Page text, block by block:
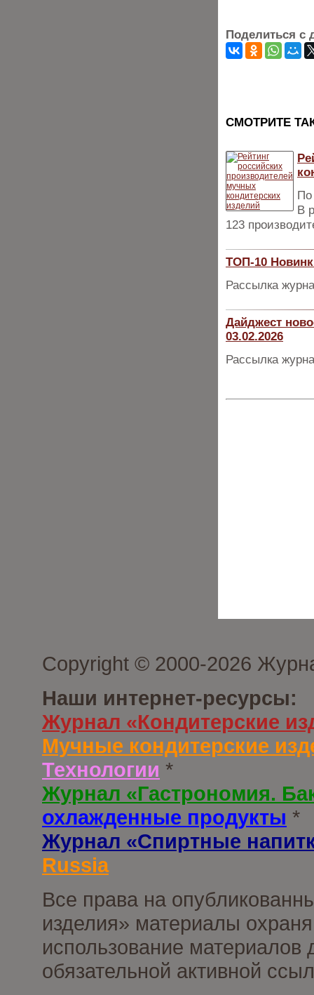
Поделиться с
CМОТРИТЕ
По
В
123
ТОП-10
Рассылка
Дайджест
03.02.2026
Рассылка
Copyright © 2000-2026
Наши интернет-ресурсы:
Журнал «Кондитерские
Мучные кондитерские
Технологии *
Журнал «Гастрономия.
охлажденные продукты *
Журнал «Спиртные
Russia
Все права на
изделия» материалы
использование материалов
обязательной активной